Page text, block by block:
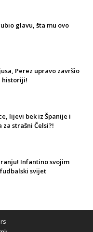
glavu, šta mu ovo
Perez upravo završio
historiji!
lijevi bek iz Španije i
strašni Čelsi?!
Infantino svojim
svijet